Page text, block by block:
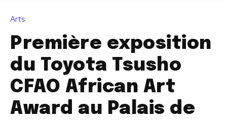
Arts
Première exposition
du Toyota Tsusho
CFAO African Art
Award au Palais de